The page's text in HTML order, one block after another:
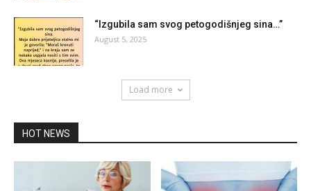
“Izgubila sam svog petogodišnjeg sina…”
August 5, 2025
Load more
HOT NEWS